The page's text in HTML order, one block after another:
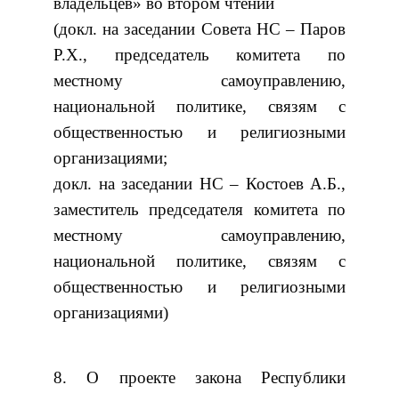
(докл. на заседании Совета НС – Паров
Р.Х., председатель комитета по
местному самоуправлению,
национальной политике, связям с
общественностью и религиозными
организациями;
докл. на заседании НС – Костоев А.Б.,
заместитель председателя комитета по
местному самоуправлению,
национальной политике, связям с
общественностью и религиозными
организациями)
8. О проекте закона Республики